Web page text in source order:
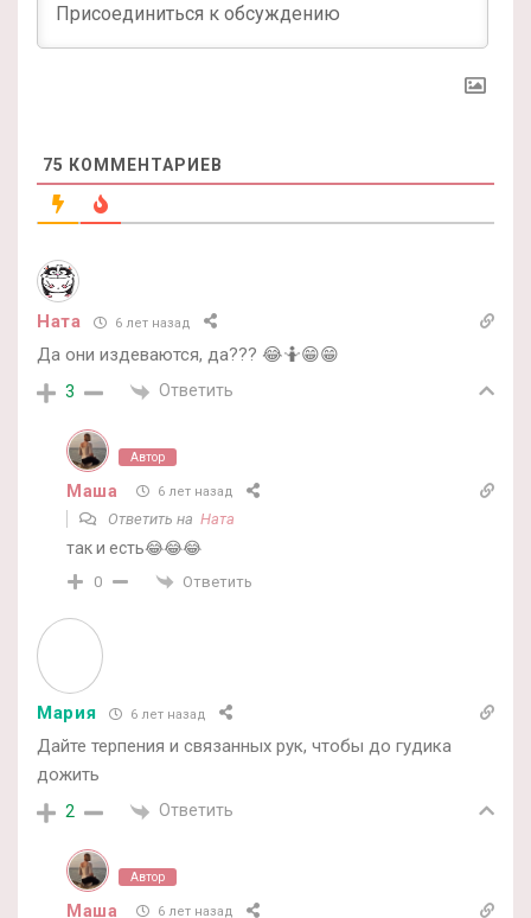
75 КОММЕНТАРИЕВ
Ната 6 лет назад
Да они издеваются, да??? 😂🤷😁😁
3 Ответить
Автор
Маша 6 лет назад
Ответить на Ната
так и есть😂😂😂
0 Ответить
Мария 6 лет назад
Дайте терпения и связанных рук, чтобы до гудика
дожить
2 Ответить
Автор
Маша 6 лет назад